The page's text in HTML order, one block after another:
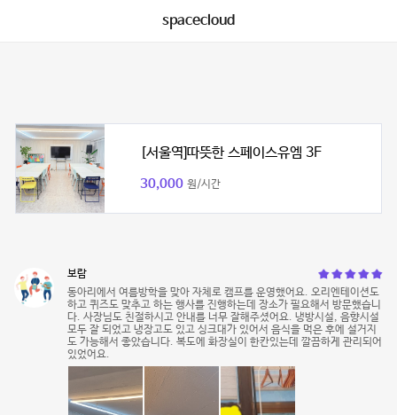
spacecloud
[서울역]따뜻한 스페이스유엠 3F
30,000 원/시간
보람
동아리에서 여름방학을 맞아 자체로 캠프를 운영했어요. 오리엔테이션도
하고 퀴즈도 맞추고 하는 행사를 진행하는데 장소가 필요해서 방문했습니
다. 사장님도 친절하시고 안내를 너무 잘해주셨어요. 냉방시설, 음향시설
모두 잘 되었고 냉장고도 있고 싱크대가 있어서 음식을 먹은 후에 설거지
도 가능해서 좋았습니다. 복도에 화장실이 한칸있는데 깔끔하게 관리되어
있었어요.